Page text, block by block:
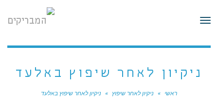
תפריט
ניקיון לאחר שיפוץ באלעד
ראשי » ניקיון לאחר שיפוץ » ניקיון לאחר שיפוץ באלעד